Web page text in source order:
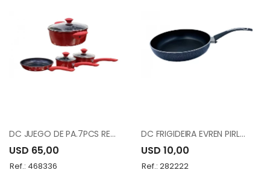
DC JUEGO DE PA.7PCS RED+MARBLE BDCS-S001
USD 65,00
Ref.: 468336
DC FRIGIDEIRA EVREN PIRLANTA 22CM NEGRO
USD 10,00
Ref.: 282222